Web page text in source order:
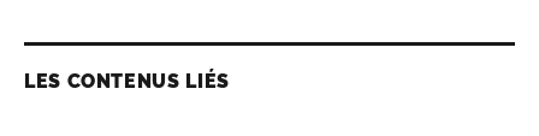
LES CONTENUS LIÉS